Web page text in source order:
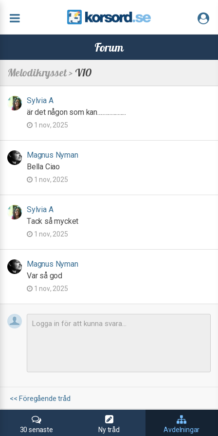
Forum
Melodikrysset > V10
Sylvia A
är det någon som kan.....................
1 nov, 2025
Magnus Nyman
Bella Ciao
1 nov, 2025
Sylvia A
Tack så mycket
1 nov, 2025
Magnus Nyman
Var så god
1 nov, 2025
<< Föregående tråd
30 senaste Ny tråd Avdelningar